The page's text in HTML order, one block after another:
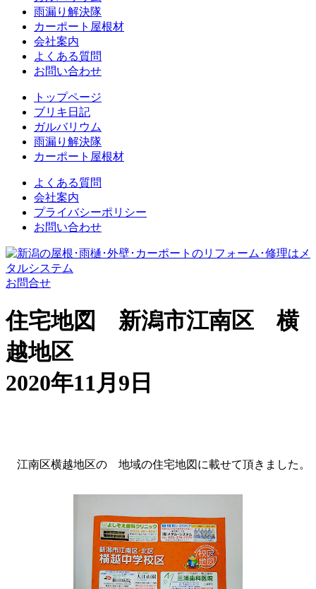
雨漏り解決隊
カーポート屋根材
会社案内
よくある質問
お問い合わせ
トップページ
ブリキ日記
ガルバリウム
雨漏り解決隊
カーポート屋根材
よくある質問
会社案内
プライバシーポリシー
お問い合わせ
お問合せ
住宅地図 新潟市江南区 横
越地区
2020年11月9日
江南区横越地区の 地域の住宅地図に載せて頂きました。